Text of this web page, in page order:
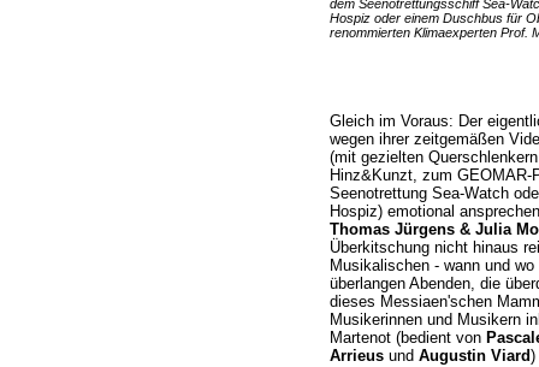
dem Seenotrettungsschiff Sea-
Hospiz oder einem Duschbus für
renommierten Klimaexperten Prof.
Gleich im Voraus: Der
wegen ihrer zeitgemäßen
(mit gezielten
Hinz&Kunzt, zum
Seenotrettung Sea-Watch
Hospiz) emotional
Thomas Jürgens & Julia
Überkitschung nicht hinaus
Musikalischen - wann und
überlangen Abenden, die
dieses Messiaen'schen
Musikerinnen und Musikern
Martenot (bedient von
Arrieusund Augustin Viard)